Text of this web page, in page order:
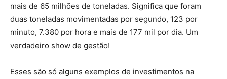
mais de 65 milhões de toneladas. Significa que foram
duas toneladas movimentadas por segundo, 123 por
minuto, 7.380 por hora e mais de 177 mil por dia. Um
verdadeiro show de gestão!
Esses são só alguns exemplos de investimentos na